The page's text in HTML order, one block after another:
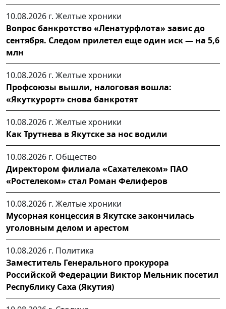
10.08.2026 г. Желтые хроники
Вопрос банкротство «Ленатурфлота» завис до
сентября. Следом прилетел еще один иск — на 5,6
млн
10.08.2026 г. Желтые хроники
Профсоюзы вышли, налоговая вошла:
«Якуткурорт» снова банкротят
10.08.2026 г. Желтые хроники
Как Трутнева в Якутске за нос водили
10.08.2026 г. Общество
Директором филиала «Сахателеком» ПАО
«Ростелеком» стал Роман Фелиферов
10.08.2026 г. Желтые хроники
Мусорная концессия в Якутске закончилась
уголовным делом и арестом
10.08.2026 г. Политика
Заместитель Генерального прокурора
Российской Федерации Виктор Мельник посетил
Республику Саха (Якутия)